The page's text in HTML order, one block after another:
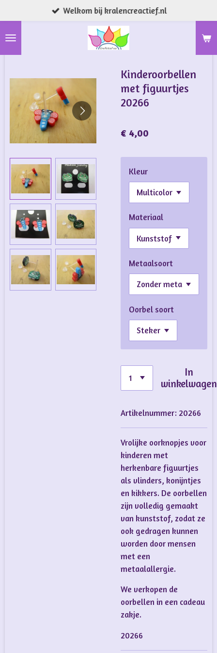
direct
naar
Welkom bij kralencreactief.nl
Kinderoorbellen
met figuurtjes
20266
€ 4,00
Kleur
Materiaal
Metaalsoort
Oorbel soort
In
winkelwagen
Artikelnummer: 20266
Vrolijke oorknopjes voor
kinderen met
herkenbare figuurtjes
als vlinders, konijntjes
en kikkers. De oorbellen
zijn volledig gemaakt
van kunststof, zodat ze
ook gedragen kunnen
worden door mensen
met een
metaalallergie.
We verkopen de
oorbellen in een cadeau
zakje.
20266